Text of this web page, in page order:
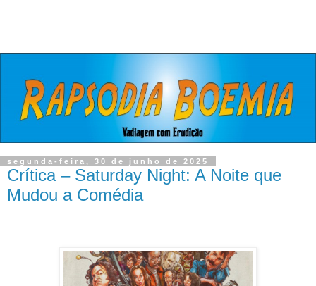
segunda-feira, 30 de junho de 2025
Crítica – Saturday Night: A Noite que
Mudou a Comédia